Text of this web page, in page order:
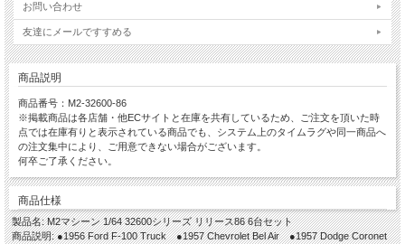
お問い合わせ
友達にメールですすめる
商品説明
商品番号：M2-32600-86
※掲載商品は各店舗・他ECサイトと在庫を共有しているため、ご注文を頂いた時
点では在庫有りと表示されている商品でも、システム上のタイムラグや同一商品へ
の注文集中により、ご用意できない場合がございます。
何卒ご了承ください。
商品仕様
製品名: M2マシーン 1/64 32600シリーズ リリース86 6台セット
商品説明: ●1956 Ford F-100 Truck ●1957 Chevrolet Bel Air ●1957 Dodge Coronet